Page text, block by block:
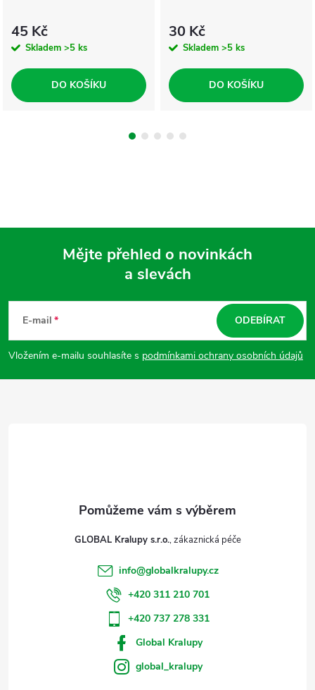
45 Kč
Skladem >5 ks
DO KOŠÍKU
30 Kč
Skladem >5 ks
DO KOŠÍKU
p
a
Mějte přehled o novinkách
a slevách
E-mail
Vložením e-mailu souhlasíte s podmínkami ochrany osobních údajů
ODEBÍRAT
GLOBAL Kralupy s.r.o.
info@globalkralupy.cz
+420 311 210 701
+420 737 278 331
Global Kralupy
global_kralupy